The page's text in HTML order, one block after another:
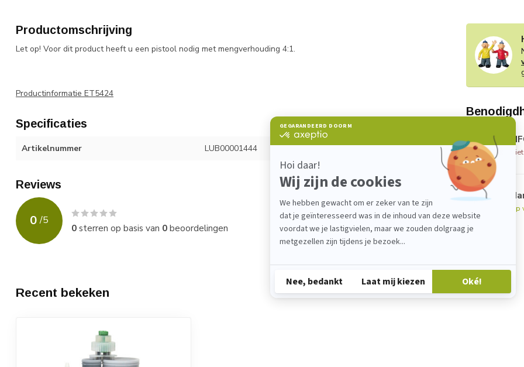
Productomschrijving
Let op! Voor dit product heeft u een pistool nodig met mengverhouding 4:1.
Productinformatie ET5424
Specificaties
Artikelnummer LUB00001444
Reviews
0 /5
0sterren op basis van 0beoordelingen
Je beoordeling toevoegen
Recent bekeken